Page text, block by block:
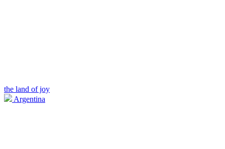
the land of joy
Argentina